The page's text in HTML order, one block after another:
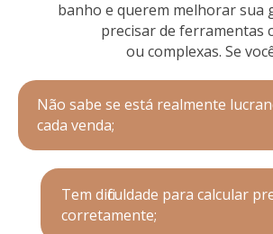
banho e querem melhorar sua
precisar de ferramentas
ou complexas. Se
Não sabe se está realmente
cada venda;
Tem dificuldade para calcular
corretamente;